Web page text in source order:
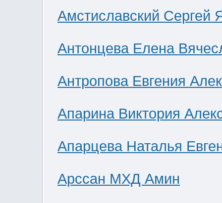
Амстиславский Сергей
Антонцева Елена
Антропова Евгения
Апарина Виктория
Апарцева Наталья
Арссан МХД Амин